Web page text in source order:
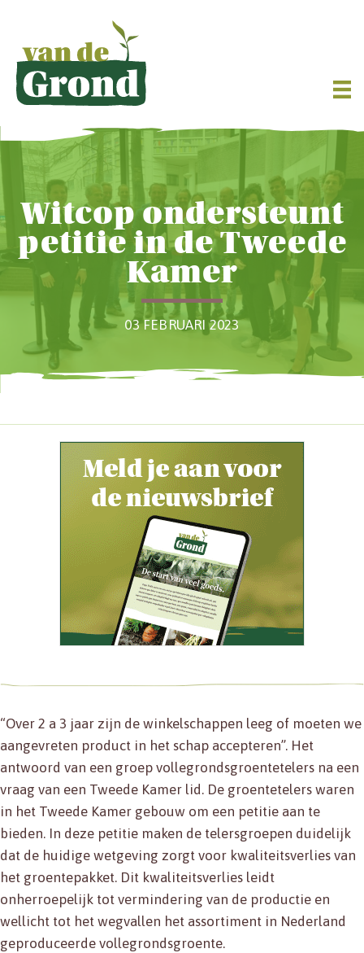
Witcop ondersteunt
petitie in de Tweede
Kamer
03 FEBRUARI 2023
“Over 2 a 3 jaar zijn de winkelschappen leeg of moeten we
aangevreten product in het schap accepteren”. Het
antwoord van een groep vollegrondsgroentetelers na een
vraag van een Tweede Kamer lid. De groentetelers waren
in het Tweede Kamer gebouw om een petitie aan te
bieden. In deze petitie maken de telersgroepen duidelijk
dat de huidige wetgeving zorgt voor kwaliteitsverlies van
het groentepakket. Dit kwaliteitsverlies leidt
onherroepelijk tot vermindering van de productie en
wellicht tot het wegvallen het assortiment in Nederland
geproduceerde vollegrondsgroente.